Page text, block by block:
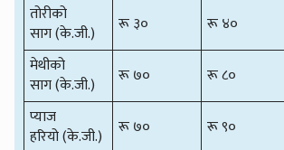
तोरीको
साग (के.जी.)
रू ३० रू ४०
मेथीको
साग (के.जी.)
रू ७० रू ८०
प्याज
हरियो (के.जी.)
रू ७० रू ९०